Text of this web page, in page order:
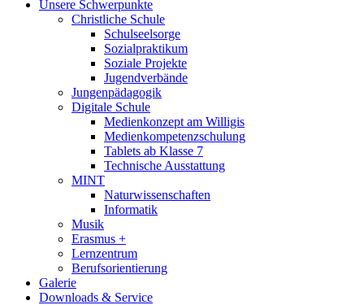
Unsere Schwerpunkte
Christliche Schule
Schulseelsorge
Sozialpraktikum
Soziale Projekte
Jugendverbände
Jungenpädagogik
Digitale Schule
Medienkonzept am Willigis
Medienkompetenzschulung
Tablets ab Klasse 7
Technische Ausstattung
MINT
Naturwissenschaften
Informatik
Musik
Erasmus +
Lernzentrum
Berufsorientierung
Galerie
Downloads & Service